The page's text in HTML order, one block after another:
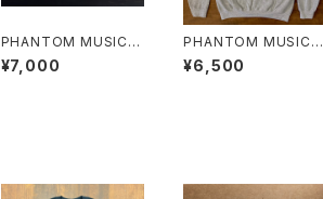
PHANTOM MUSIC 6
PANEL (SEQUEL CD
同梱)
¥7,000
PHANTOM MUSIC フ
ーディー
¥6,500